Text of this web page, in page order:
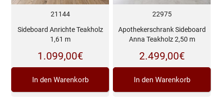
21144
Sideboard Anrichte Teakholz
1,61 m
1.099,00€
In den Warenkorb
22975
Apothekerschrank Sideboard
Anna Teakholz 2,50 m
2.499,00€
In den Warenkorb